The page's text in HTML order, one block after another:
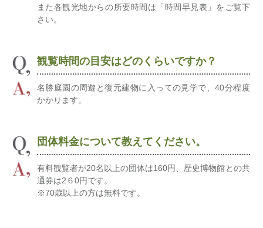
また各観光地からの所要時間は「時間早見表」をご覧下
さい。
観覧時間の目安はどのくらいですか？
名勝庭園の周遊と復元建物に入っての見学で、40分程度
かかります。
団体料金について教えてください。
有料観覧者が20名以上の団体は160円、歴史博物館との共
通券は2６0円です。
※70歳以上の方は無料です。